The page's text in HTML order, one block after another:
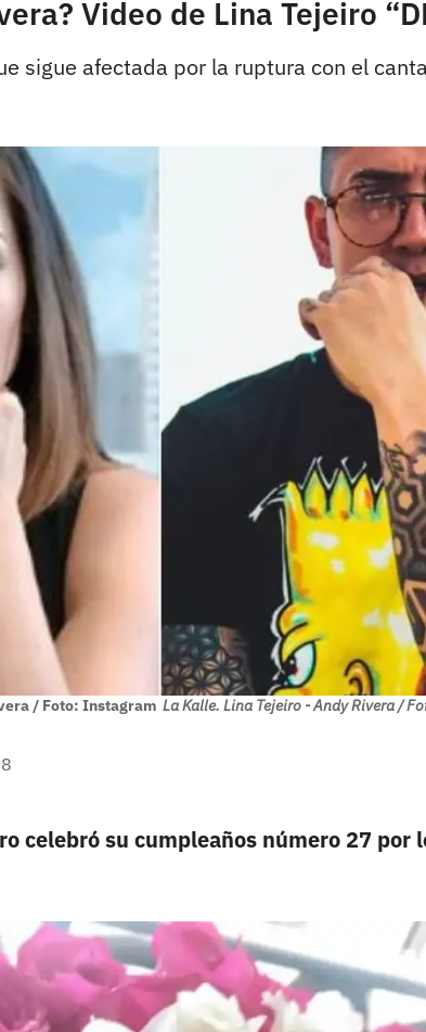
Video de Lina Tejeiro
sigue afectada por la ruptura con el
/ Foto: Instagram La Kalle. Lina Tejeiro - Andy Rivera /
celebró su cumpleaños número 27 por